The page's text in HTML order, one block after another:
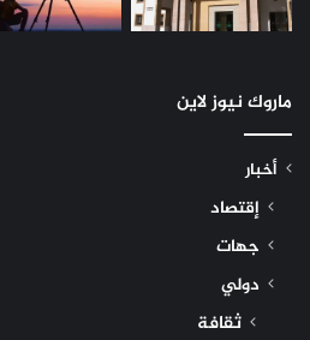
ماروك نيوز لاين
أخبار
إقتصاد
جهات
دولي
ثقافة